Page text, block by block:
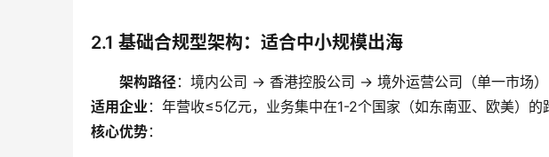
2.1 基础合规型架构：适合中小规模出海
架构路径：境内公司 → 香港控股公司 → 境外运营公司（单一市场）
适用企业 ：年营收≤5亿元，业务集中在1-2个国家（如东南亚、欧美）的
核心优势：